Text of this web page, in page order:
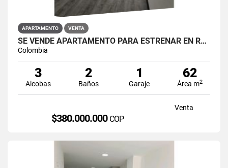
APARTAMENTO VENTA
SE VENDE APARTAMENTO PARA ESTRENAR EN RESTREPO ANTONIO NARIÑO
Colombia
3
Alcobas
2
Baños
1
Garaje
62
Área m2
Venta
$380.000.000 COP